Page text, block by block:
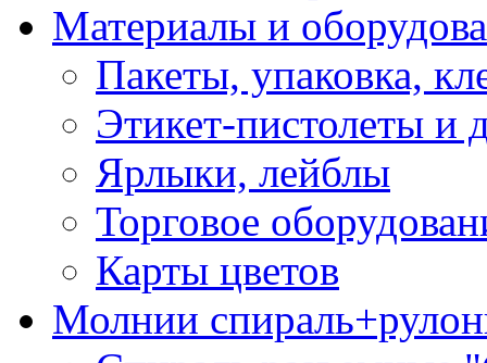
Материалы и
Пакеты, упаковка,
Этикет-пистолеты и
Ярлыки, лейблы
Торговое
Карты цветов
Молнии